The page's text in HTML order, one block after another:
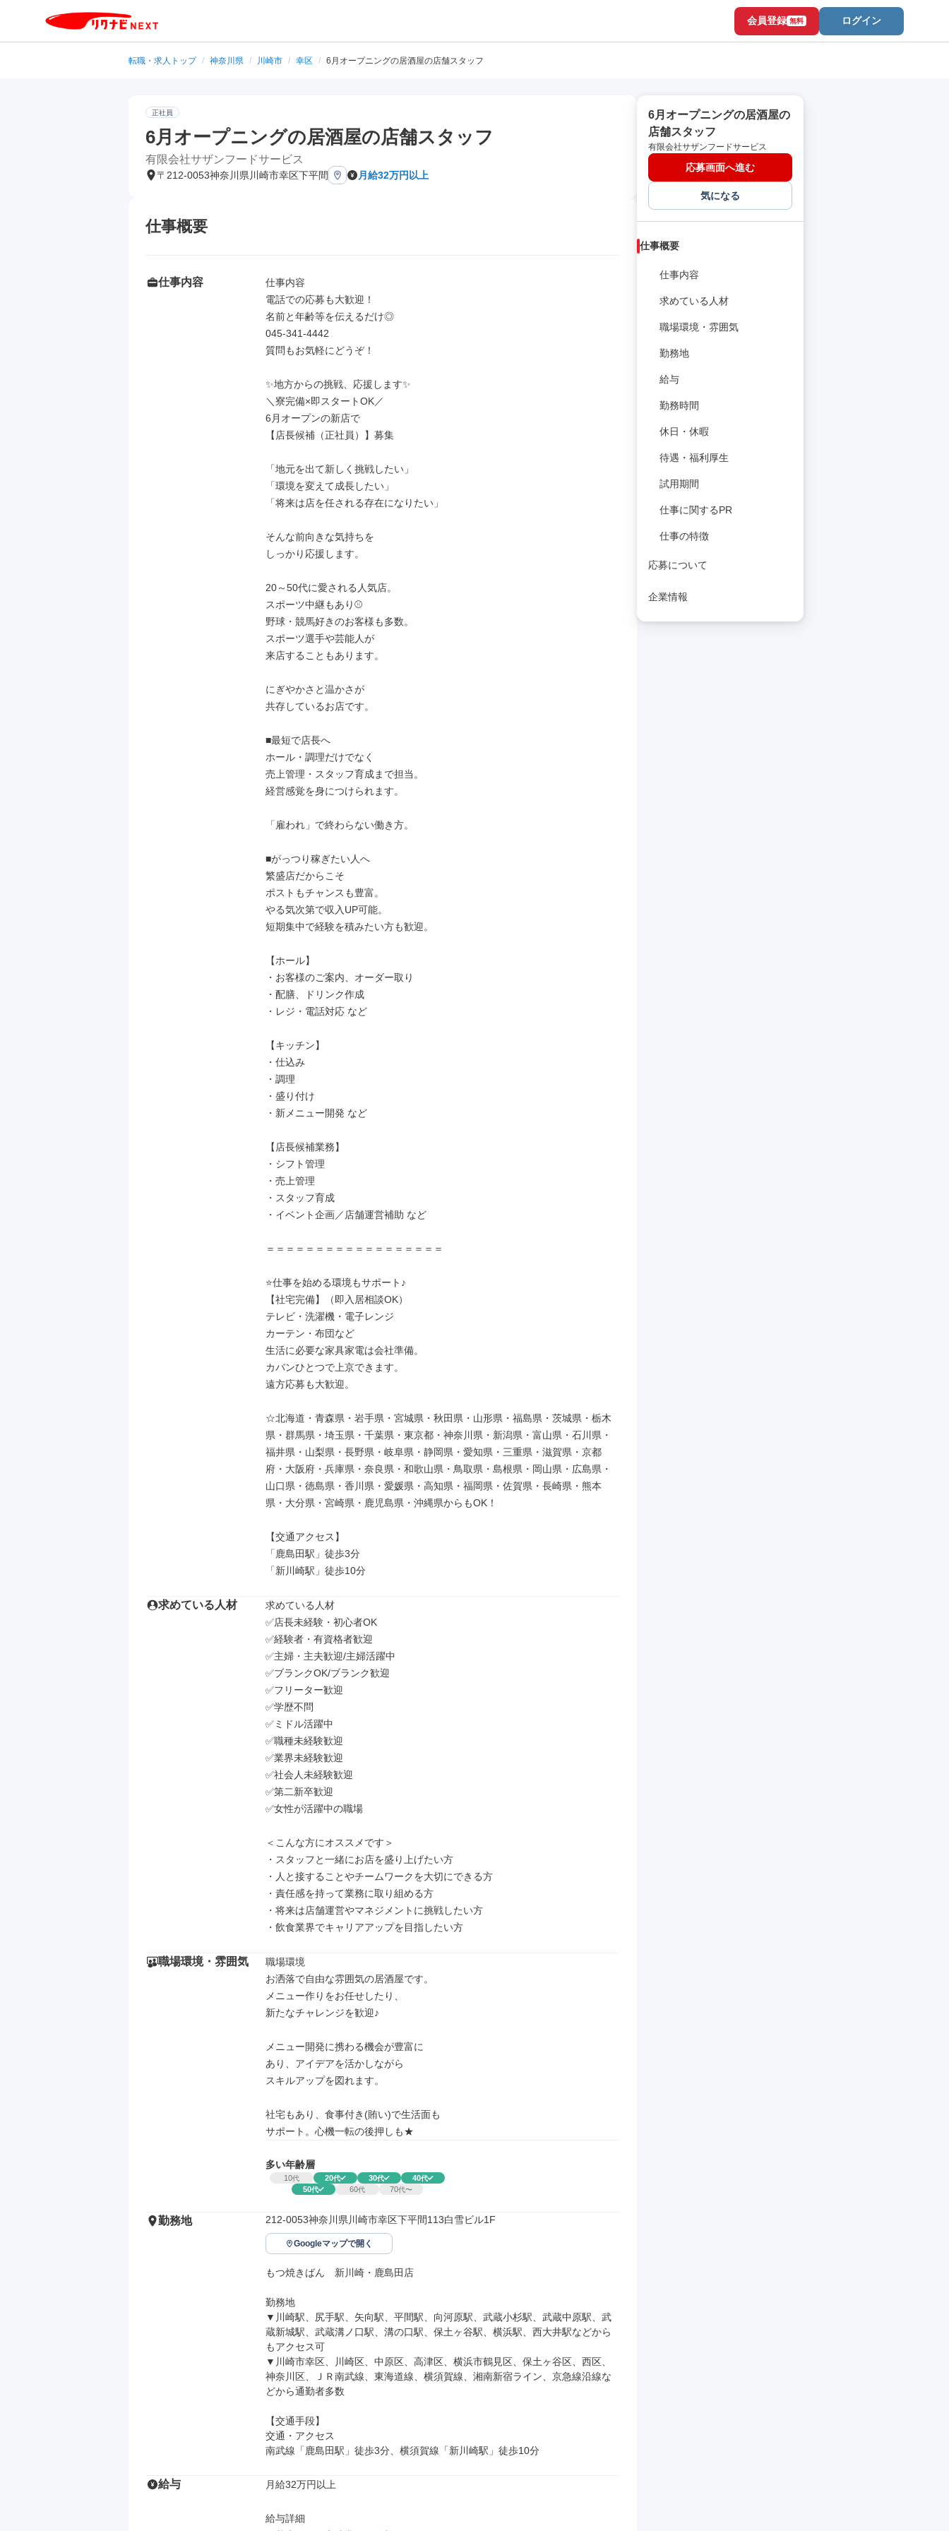
会員登録 無料 ログイン
転職・求人トップ / 神奈川県 / 川崎市 / 幸区 / 6月オープニングの居酒屋の店舗スタッフ
正社員
6月オープニングの居酒屋の店舗スタッフ
有限会社サザンフードサービス
〒212-0053神奈川県川崎市幸区下平間 月給32万円以上
仕事概要
仕事内容
仕事内容
電話での応募も大歓迎！
名前と年齢等を伝えるだけ◎
045-341-4442
質問もお気軽にどうぞ！
✨地方からの挑戦、応援します✨
＼寮完備×即スタートOK／
6月オープンの新店で
【店長候補（正社員）】募集
「地元を出て新しく挑戦したい」
「環境を変えて成長したい」
「将来は店を任される存在になりたい」
そんな前向きな気持ちを
しっかり応援します。
20～50代に愛される人気店。
スポーツ中継もあり⚾
野球・競馬好きのお客様も多数。
スポーツ選手や芸能人が
来店することもあります。
にぎやかさと温かさが
共存しているお店です。
■最短で店長へ
ホール・調理だけでなく
売上管理・スタッフ育成まで担当。
経営感覚を身につけられます。
「雇われ」で終わらない働き方。
■がっつり稼ぎたい人へ
繁盛店だからこそ
ポストもチャンスも豊富。
やる気次第で収入UP可能。
短期集中で経験を積みたい方も歓迎。
【ホール】
・お客様のご案内、オーダー取り
・配膳、ドリンク作成
・レジ・電話対応 など
【キッチン】
・仕込み
・調理
・盛り付け
・新メニュー開発 など
【店長候補業務】
・シフト管理
・売上管理
・スタッフ育成
・イベント企画／店舗運営補助 など
＝＝＝＝＝＝＝＝＝＝＝＝＝＝＝＝＝＝
⭐仕事を始める環境もサポート♪
【社宅完備】（即入居相談OK）
テレビ・洗濯機・電子レンジ
カーテン・布団など
生活に必要な家具家電は会社準備。
カバンひとつで上京できます。
遠方応募も大歓迎。
☆北海道・青森県・岩手県・宮城県・秋田県・山形県・福島県・茨城県・栃木
県・群馬県・埼玉県・千葉県・東京都・神奈川県・新潟県・富山県・石川県・
福井県・山梨県・長野県・岐阜県・静岡県・愛知県・三重県・滋賀県・京都
府・大阪府・兵庫県・奈良県・和歌山県・鳥取県・島根県・岡山県・広島県・
山口県・徳島県・香川県・愛媛県・高知県・福岡県・佐賀県・長崎県・熊本
県・大分県・宮崎県・鹿児島県・沖縄県からもOK！
【交通アクセス】
「鹿島田駅」徒歩3分
「新川崎駅」徒歩10分
求めている人材
求めている人材
✅店長未経験・初心者OK
✅経験者・有資格者歓迎
✅主婦・主夫歓迎/主婦活躍中
✅ブランクOK/ブランク歓迎
✅フリーター歓迎
✅学歴不問
✅ミドル活躍中
✅職種未経験歓迎
✅業界未経験歓迎
✅社会人未経験歓迎
✅第二新卒歓迎
✅女性が活躍中の職場
＜こんな方にオススメです＞
・スタッフと一緒にお店を盛り上げたい方
・人と接することやチームワークを大切にできる方
・責任感を持って業務に取り組める方
・将来は店舗運営やマネジメントに挑戦したい方
・飲食業界でキャリアアップを目指したい方
職場環境・雰囲気
職場環境
お洒落で自由な雰囲気の居酒屋です。
メニュー作りをお任せしたり、
新たなチャレンジを歓迎♪
メニュー開発に携わる機会が豊富に
あり、アイデアを活かしながら
スキルアップを図れます。
社宅もあり、食事付き(賄い)で生活面も
サポート。心機一転の後押しも★
多い年齢層
10代 20代 30代 40代
50代 60代 70代〜
勤務地 212-0053神奈川県川崎市幸区下平間113白雪ビル1F
Googleマップで開く
もつ焼きばん　新川崎・鹿島田店
勤務地
▼川崎駅、尻手駅、矢向駅、平間駅、向河原駅、武蔵小杉駅、武蔵中原駅、武
蔵新城駅、武蔵溝ノ口駅、溝の口駅、保土ヶ谷駅、横浜駅、西大井駅などから
もアクセス可
▼川崎市幸区、川崎区、中原区、高津区、横浜市鶴見区、保土ヶ谷区、西区、
神奈川区、ＪＲ南武線、東海道線、横須賀線、湘南新宿ライン、京急線沿線な
どから通勤者多数
【交通手段】
交通・アクセス
南武線「鹿島田駅」徒歩3分、横須賀線「新川崎駅」徒歩10分
給与 月給32万円以上
給与詳細
6月オープニングの居酒屋の
店舗スタッフ
有限会社サザンフードサービス
応募画面へ進む
気になる
仕事概要
仕事内容
求めている人材
職場環境・雰囲気
勤務地
給与
勤務時間
休日・休暇
待遇・福利厚生
試用期間
仕事に関するPR
仕事の特徴
応募について
企業情報